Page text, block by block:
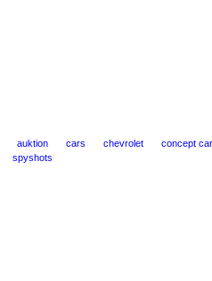
auktion cars chevrolet
concept
spyshots